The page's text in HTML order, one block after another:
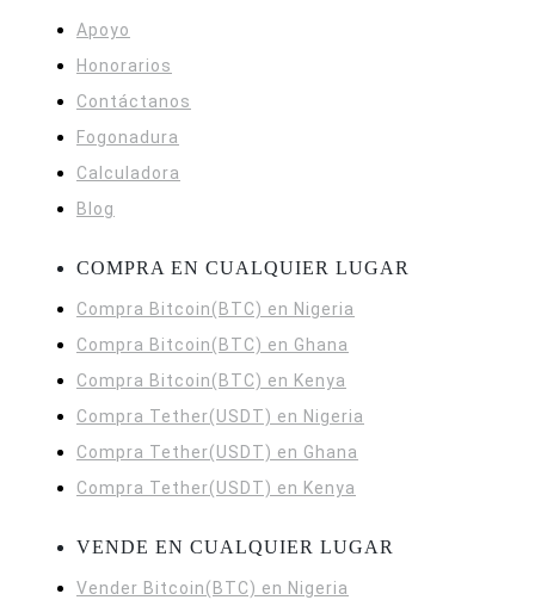
Apoyo
Honorarios
Contáctanos
Fogonadura
Calculadora
Blog
COMPRA EN CUALQUIER LUGAR
Compra Bitcoin(BTC) en Nigeria
Compra Bitcoin(BTC) en Ghana
Compra Bitcoin(BTC) en Kenya
Compra Tether(USDT) en Nigeria
Compra Tether(USDT) en Ghana
Compra Tether(USDT) en Kenya
VENDE EN CUALQUIER LUGAR
Vender Bitcoin(BTC) en Nigeria